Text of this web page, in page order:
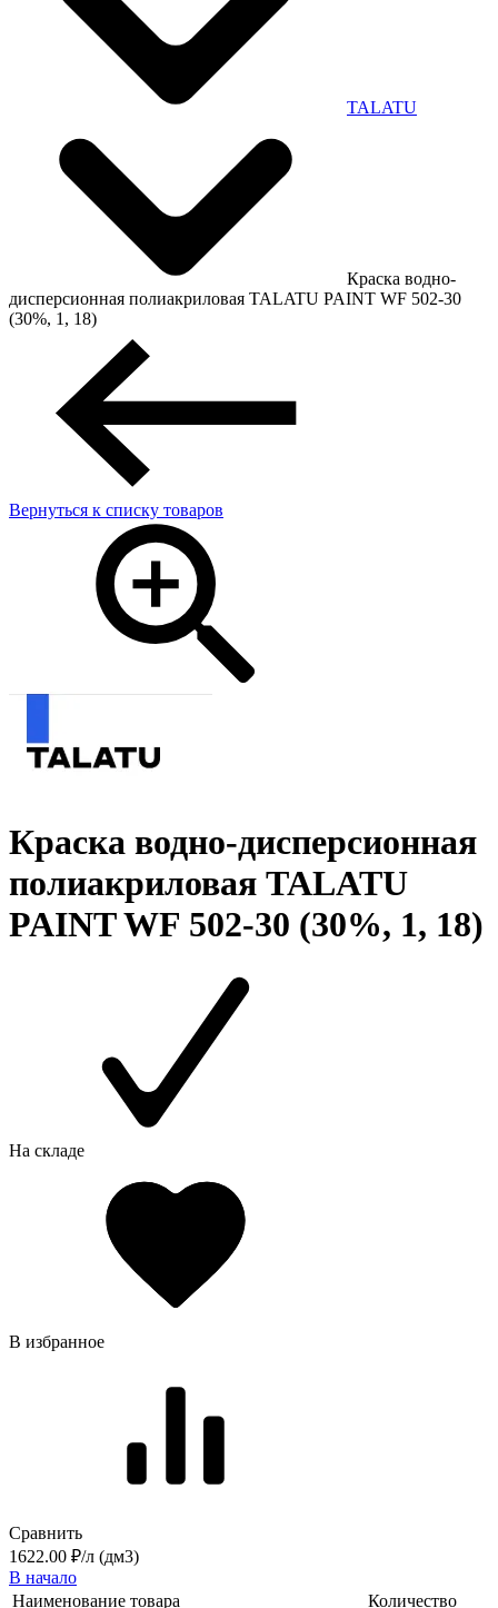
TALATU
Краска водно-
дисперсионная полиакриловая TALATU PAINT WF 502-30
(30%, 1, 18)
Вернуться к списку товаров
Краска водно-дисперсионная
полиакриловая TALATU
PAINT WF 502-30 (30%, 1, 18)
На складе
В избранное
Сравнить
1622.00 ₽/л (дм3)
В начало
Наименование товара
Количество